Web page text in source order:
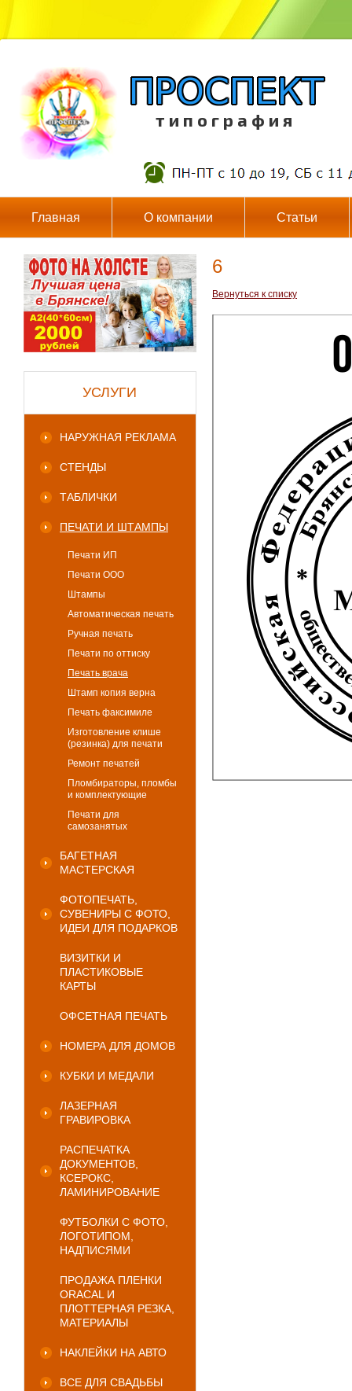
т и п о г р а ф и я
Главная О компании Статьи
УСЛУГИ
НАРУЖНАЯ РЕКЛАМА
СТЕНДЫ
ТАБЛИЧКИ
ПЕЧАТИ И ШТАМПЫ
Печати ИП
Печати ООО
Штампы
Автоматическая печать
Ручная печать
Печати по оттиску
Печать врача
Штамп копия верна
Печать факсимиле
Изготовление клише
(резинка) для печати
Ремонт печатей
Пломбираторы, пломбы
и комплектующие
Печати для
самозанятых
БАГЕТНАЯ
МАСТЕРСКАЯ
ФОТОПЕЧАТЬ,
СУВЕНИРЫ С ФОТО,
ИДЕИ ДЛЯ ПОДАРКОВ
ВИЗИТКИ И
ПЛАСТИКОВЫЕ
КАРТЫ
ОФСЕТНАЯ ПЕЧАТЬ
НОМЕРА ДЛЯ ДОМОВ
КУБКИ И МЕДАЛИ
ЛАЗЕРНАЯ
ГРАВИРОВКА
РАСПЕЧАТКА
ДОКУМЕНТОВ,
КСЕРОКС,
ЛАМИНИРОВАНИЕ
ФУТБОЛКИ С ФОТО,
ЛОГОТИПОМ,
НАДПИСЯМИ
ПРОДАЖА ПЛЕНКИ
ORACAL И
ПЛОТТЕРНАЯ РЕЗКА,
МАТЕРИАЛЫ
НАКЛЕЙКИ НА АВТО
ВСЕ ДЛЯ СВАДЬБЫ
6
Вернуться к списку